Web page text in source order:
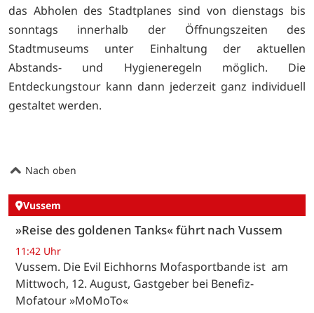
das Abholen des Stadtplanes sind von dienstags bis
sonntags innerhalb der Öffnungszeiten des
Stadtmuseums unter Einhaltung der aktuellen
Abstands- und Hygieneregeln möglich. Die
Entdeckungstour kann dann jederzeit ganz individuell
gestaltet werden.
Nach oben
Vussem
»Reise des goldenen Tanks« führt nach Vussem
11:42 Uhr
Vussem. Die Evil Eichhorns Mofasportbande ist am
Mittwoch, 12. August, Gastgeber bei Benefiz-
Mofatour »MoMoTo«